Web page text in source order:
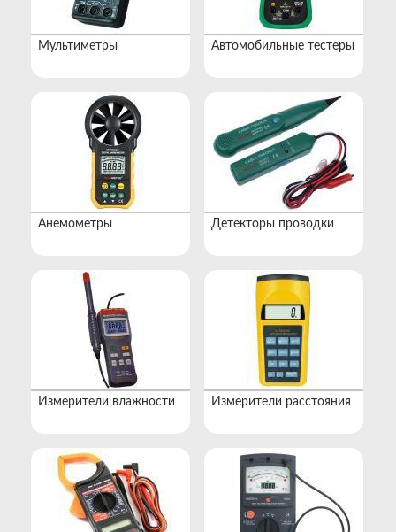
Мультиметры Автомобильные тестеры
Анемометры Детекторы проводки
Измерители влажности Измерители расстояния